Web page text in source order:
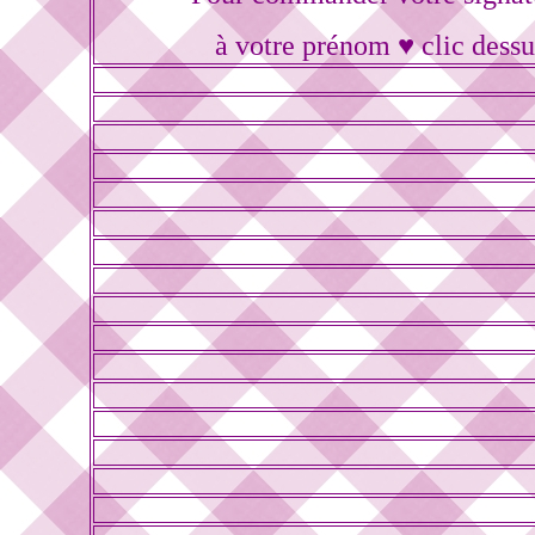
à votre prénom ♥ clic